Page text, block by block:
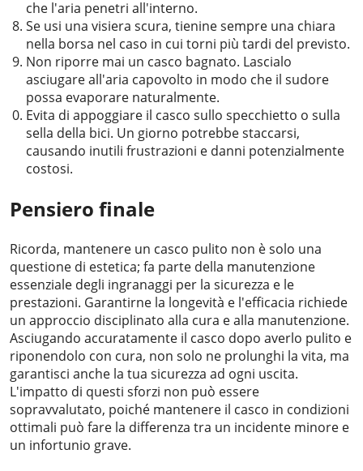
che l'aria penetri all'interno.
Se usi una visiera scura, tienine sempre una chiara
nella borsa nel caso in cui torni più tardi del previsto.
Non riporre mai un casco bagnato. Lascialo
asciugare all'aria capovolto in modo che il sudore
possa evaporare naturalmente.
Evita di appoggiare il casco sullo specchietto o sulla
sella della bici. Un giorno potrebbe staccarsi,
causando inutili frustrazioni e danni potenzialmente
costosi.
Pensiero finale
Ricorda, mantenere un casco pulito non è solo una
questione di estetica; fa parte della manutenzione
essenziale degli ingranaggi per la sicurezza e le
prestazioni. Garantirne la longevità e l'efficacia richiede
un approccio disciplinato alla cura e alla manutenzione.
Asciugando accuratamente il casco dopo averlo pulito e
riponendolo con cura, non solo ne prolunghi la vita, ma
garantisci anche la tua sicurezza ad ogni uscita.
L'impatto di questi sforzi non può essere
sopravvalutato, poiché mantenere il casco in condizioni
ottimali può fare la differenza tra un incidente minore e
un infortunio grave.